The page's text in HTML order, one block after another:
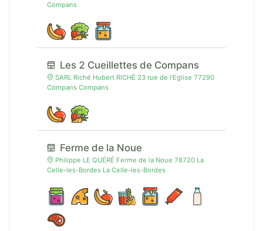
Compans
Les 2 Cueillettes de Compans
SARL Riché Hubert RICHÉ 23 rue de l'Eglise 77290
Compans Compans
Ferme de la Noue
Philippe LE QUÉRÉ Ferme de la Noue 78720 La
Celle-les-Bordes La Celle-les-Bordes